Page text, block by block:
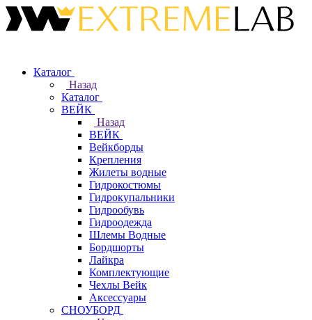
Каталог
Назад
Каталог
ВЕЙК
Назад
ВЕЙК
Вейкборды
Крепления
Жилеты водные
Гидрокостюмы
Гидрокупальники
Гидрообувь
Гидроодежда
Шлемы Водные
Бордшорты
Лайкра
Комплектующие
Чехлы Вейк
Аксессуары
СНОУБОРД